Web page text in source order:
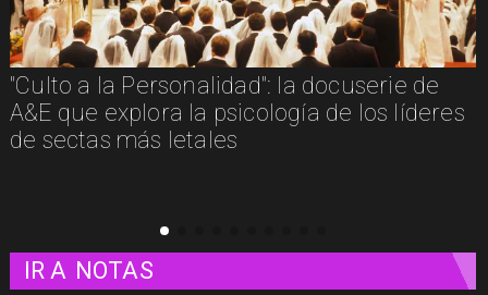
"Culto a la Personalidad": la docuserie de
A&E que explora la psicología de los líderes
de sectas más letales
IR A NOTAS